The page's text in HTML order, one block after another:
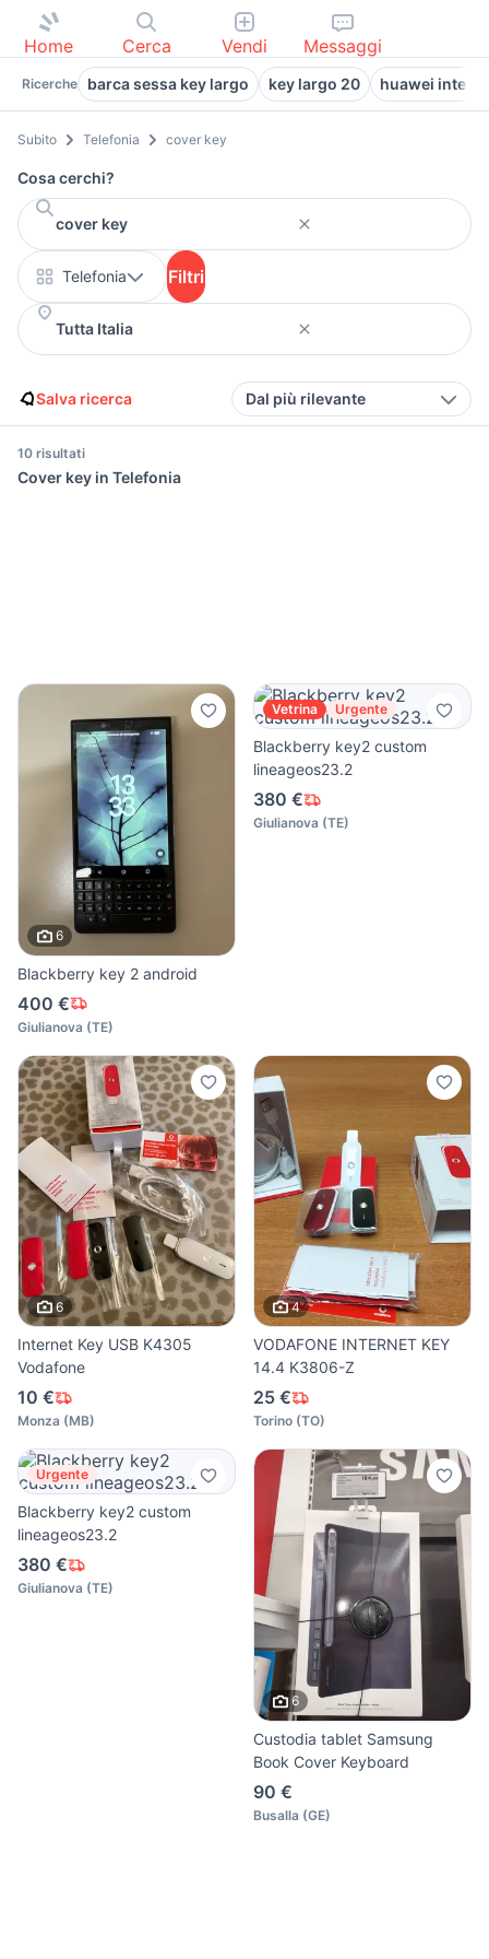
Home Cerca Vendi Messaggi
Ricerche barca sessa key largo key largo 20 huawei
Subito Telefonia cover key
Cosa cerchi?
Telefonia Filtri
Salva ricerca Dal più rilevante
10 risultati
Cover key in Telefonia
6
Blackberry key 2 android
400 €
Giulianova (TE)
Vetrina Urgente
Blackberry key2 custom
lineageos23.2
380 €
Giulianova (TE)
6
Internet Key USB K4305
Vodafone
10 €
Monza (MB)
4
VODAFONE INTERNET KEY
14.4 K3806-Z
25 €
Torino (TO)
Urgente
Blackberry key2 custom
lineageos23.2
380 €
Giulianova (TE)
6
Custodia tablet Samsung
Book Cover Keyboard
90 €
Busalla (GE)